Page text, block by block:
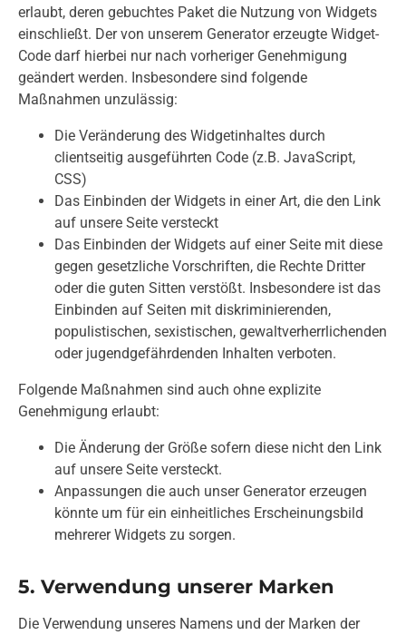
erlaubt, deren gebuchtes Paket die Nutzung von Widgets
einschließt. Der von unserem Generator erzeugte Widget-
Code darf hierbei nur nach vorheriger Genehmigung
geändert werden. Insbesondere sind folgende
Maßnahmen unzulässig:
Die Veränderung des Widgetinhaltes durch
clientseitig ausgeführten Code (z.B. JavaScript,
CSS)
Das Einbinden der Widgets in einer Art, die den Link
auf unsere Seite versteckt
Das Einbinden der Widgets auf einer Seite mit diese
gegen gesetzliche Vorschriften, die Rechte Dritter
oder die guten Sitten verstößt. Insbesondere ist das
Einbinden auf Seiten mit diskriminierenden,
populistischen, sexistischen, gewaltverherrlichenden
oder jugendgefährdenden Inhalten verboten.
Folgende Maßnahmen sind auch ohne explizite
Genehmigung erlaubt:
Die Änderung der Größe sofern diese nicht den Link
auf unsere Seite versteckt.
Anpassungen die auch unser Generator erzeugen
könnte um für ein einheitliches Erscheinungsbild
mehrerer Widgets zu sorgen.
5. Verwendung unserer Marken
Die Verwendung unseres Namens und der Marken der